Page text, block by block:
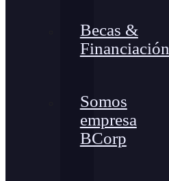
Becas &
Financiación
Somos
empresa
BCorp